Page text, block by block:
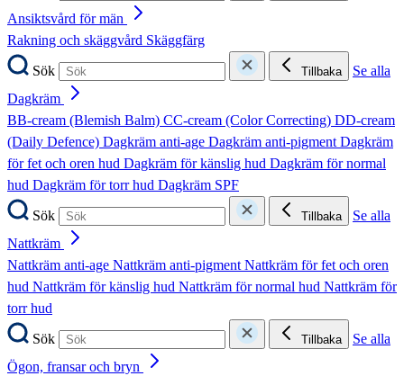
Ansiktsvård för män
Rakning och skäggvård Skäggfärg
Sök
Tillbaka
Se alla
Dagkräm
BB-cream (Blemish Balm) CC-cream (Color Correcting) DD-cream
(Daily Defence) Dagkräm anti-age Dagkräm anti-pigmentDagkräm
för fet och oren hud Dagkräm för känslig hud Dagkräm för normal
hud Dagkräm för torr hud Dagkräm SPF
Sök
Tillbaka
Se alla
Nattkräm
Nattkräm anti-age Nattkräm anti-pigmentNattkräm för fet och oren
hud Nattkräm för känslig hud Nattkräm för normal hud Nattkräm för
torr hud
Sök
Tillbaka
Se alla
Ögon, fransar och bryn